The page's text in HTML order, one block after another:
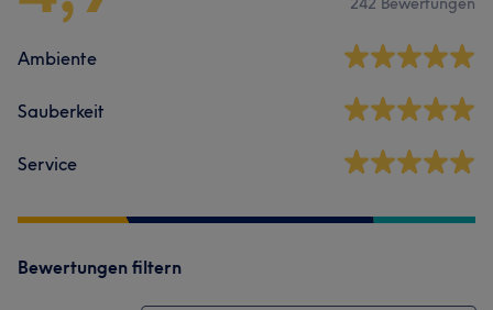
Ambiente
Sauberkeit
Service
Bewertungen filtern